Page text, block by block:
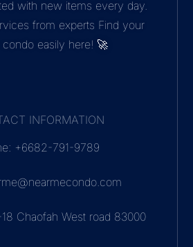
with new items every day.
from experts Find your
condo easily here! 🚀
INFORMATION
+6682-791-9789
Chaofah West road 83000